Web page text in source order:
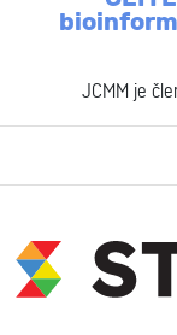
JCMM je